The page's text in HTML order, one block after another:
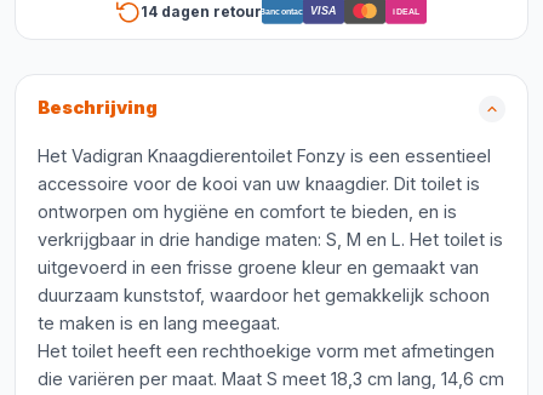
14 dagen retourBancontact VISA iDEAL
Beschrijving
Het Vadigran Knaagdierentoilet Fonzy is een essentieel
accessoire voor de kooi van uw knaagdier. Dit toilet is
ontworpen om hygiëne en comfort te bieden, en is
verkrijgbaar in drie handige maten: S, M en L. Het toilet is
uitgevoerd in een frisse groene kleur en gemaakt van
duurzaam kunststof, waardoor het gemakkelijk schoon
te maken is en lang meegaat.
Het toilet heeft een rechthoekige vorm met afmetingen
die variëren per maat. Maat S meet 18,3 cm lang, 14,6 cm